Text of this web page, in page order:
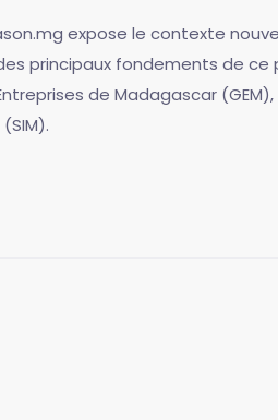
expose le contexte
principaux fondements de ce
de Madagascar (GEM),